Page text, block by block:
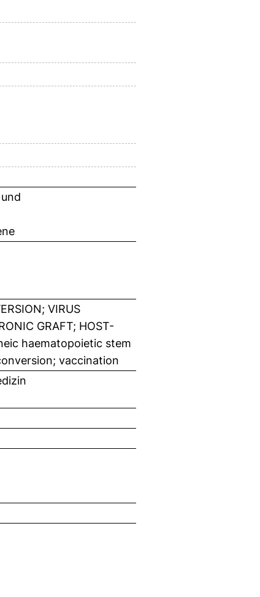
VIRUS
GRAFT; HOST-
haematopoietic stem
vaccination